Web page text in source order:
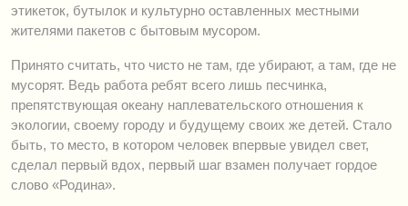
этикеток, бутылок и культурно оставленных местными
жителями пакетов с бытовым мусором.
Принято считать, что чисто не там, где убирают, а там, где не
мусорят. Ведь работа ребят всего лишь песчинка,
препятствующая океану наплевательского отношения к
экологии, своему городу и будущему своих же детей. Стало
быть, то место, в котором человек впервые увидел свет,
сделал первый вдох, первый шаг взамен получает гордое
слово «Родина».